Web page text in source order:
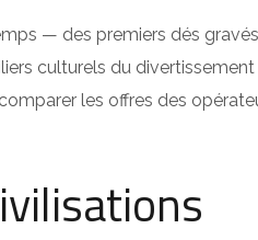
— des premiers dés gravés
culturels du
les offres des